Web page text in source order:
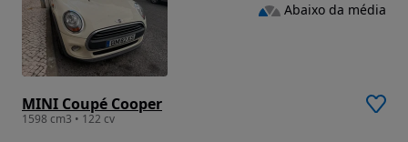
MINI Coupé Cooper
1598 cm3 • 122 cv
Abaixo da média